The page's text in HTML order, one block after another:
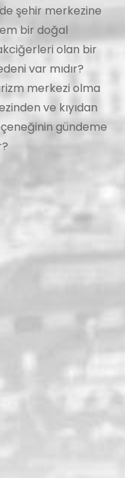
şehir merkezine
bir doğal
olan bir
var mıdır?
merkezi olma
ve kıyıdan
gündeme